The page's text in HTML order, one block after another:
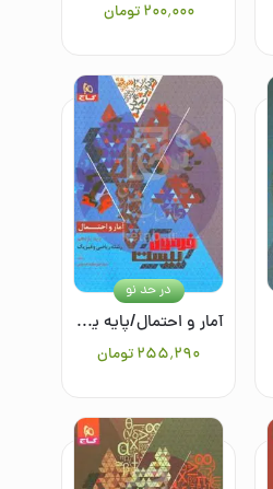
۲۰۰٬۰۰۰ تومان
آمار و احتمال/پایه یازدهم/رشته ریاضی و فیزیک
۲۵۵٬۲۹۰تومان
در حد نو